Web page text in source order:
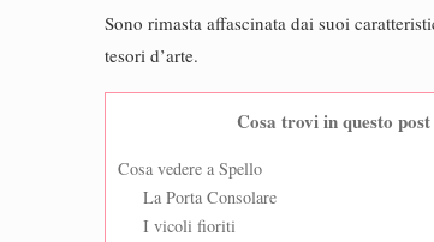
Sono rimasta affascinata dai suoi
tesori d’arte.
Cosa trovi in questo post
Cosa vedere a Spello
La Porta Consolare
I vicoli fioriti